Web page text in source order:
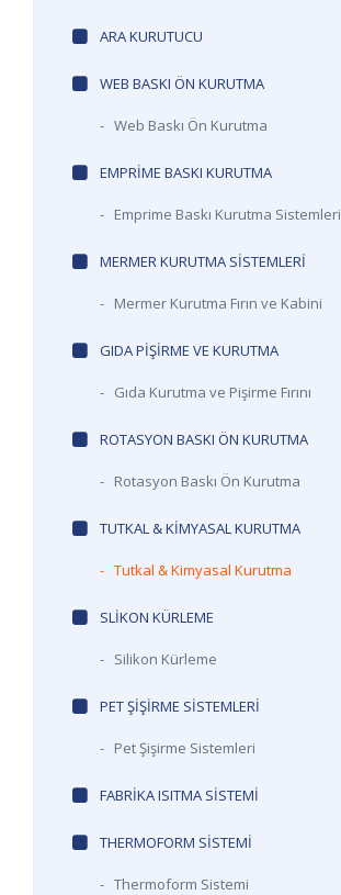
ARA KURUTUCU
WEB BASKI ÖN KURUTMA
- Web Baskı Ön Kurutma
EMPRIME BASKI KURUTMA
- Emprime Baskı Kurutma Sistemleri
MERMER KURUTMA SISTEMLERI
- Mermer Kurutma Fırın ve Kabini
GIDA PIŞIRME VE KURUTMA
- Gıda Kurutma ve Pişirme Fırını
ROTASYON BASKI ÖN KURUTMA
- Rotasyon Baskı Ön Kurutma
TUTKAL & KIMYASAL KURUTMA
- Tutkal & Kimyasal Kurutma
SLIKON KÜRLEME
- Silikon Kürleme
PET ŞIŞIRME SISTEMLERI
- Pet Şişirme Sistemleri
FABRIKA ISITMA SISTEMI
THERMOFORM SISTEMI
- Thermoform Sistemi